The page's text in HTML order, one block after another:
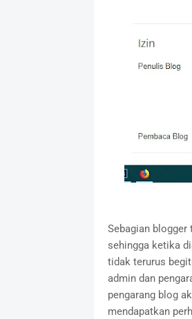
Sebagian
sehingga ketika
tidak terurus
admin dan
pengarang blog
mendapatkan